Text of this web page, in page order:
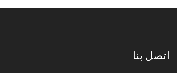
اتصل بنا